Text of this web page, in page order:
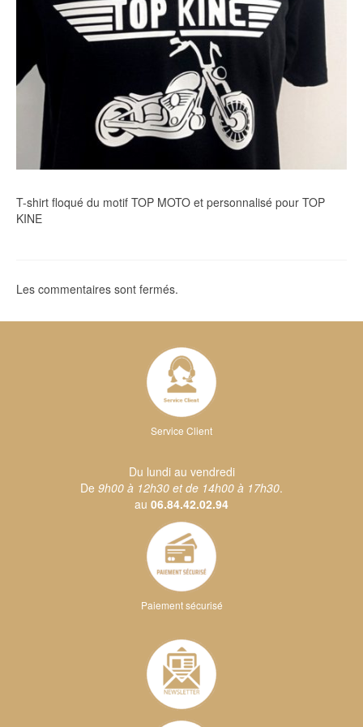
T-shirt floqué du motif TOP MOTO et personnalisé pour TOP
KINE
Les commentaires sont fermés.
Service Client
Du lundi au vendredi
De 9h00 à 12h30 et de 14h00 à 17h30.
au 06.84.42.02.94
Paiement sécurisé